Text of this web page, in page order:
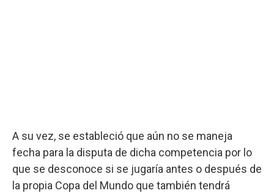
A su vez, se estableció que aún no se maneja
fecha para la disputa de dicha competencia por lo
que se desconoce si se jugaría antes o después de
la propia Copa del Mundo que también tendrá